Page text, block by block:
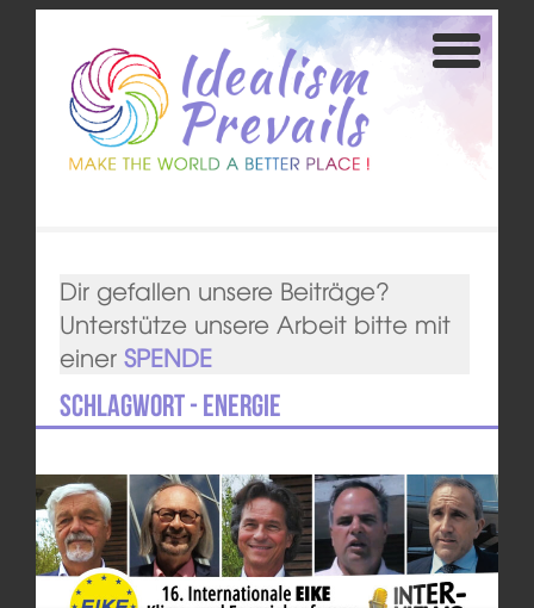
Dir gefallen unsere Beiträge?
Unterstütze unsere Arbeit bitte mit
einer SPENDE
Schlagwort - Energie